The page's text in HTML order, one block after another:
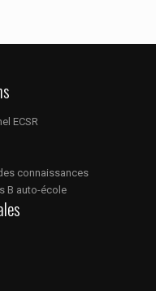
ECSR
connaissances
B auto-école